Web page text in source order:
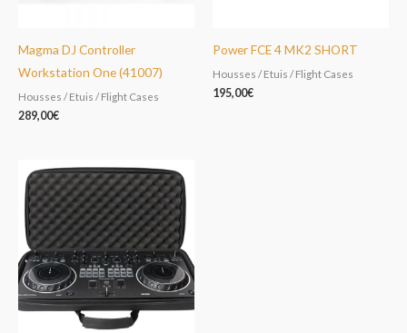
Magma DJ Controller
Workstation One (41007)
Housses / Etuis / Flight Cases
289,00€
Power FCE 4 MK2 SHORT
Housses / Etuis / Flight Cases
195,00€